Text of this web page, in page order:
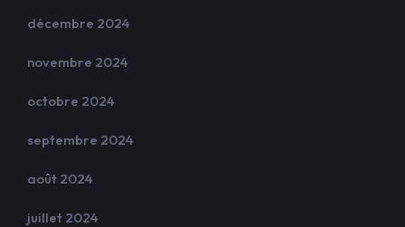
décembre 2024
novembre 2024
octobre 2024
septembre 2024
août 2024
juillet 2024